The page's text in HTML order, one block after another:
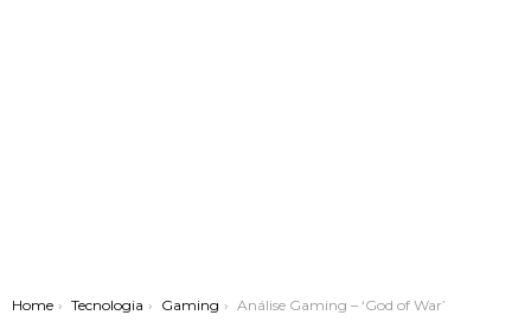
You are here:
Home Tecnologia Gaming Análise Gaming – ‘God of War’